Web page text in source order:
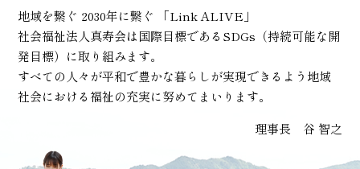
地域を繋ぐ 2030年に繋ぐ 「Link ALIVE」
社会福祉法人真寿会は国際目標であるSDGs（持続可能な開
発目標）に取り組みます。
すべての人々が平和で豊かな暮らしが実現できるよう地域
社会における福祉の充実に努めてまいります。
理事長 谷 智之